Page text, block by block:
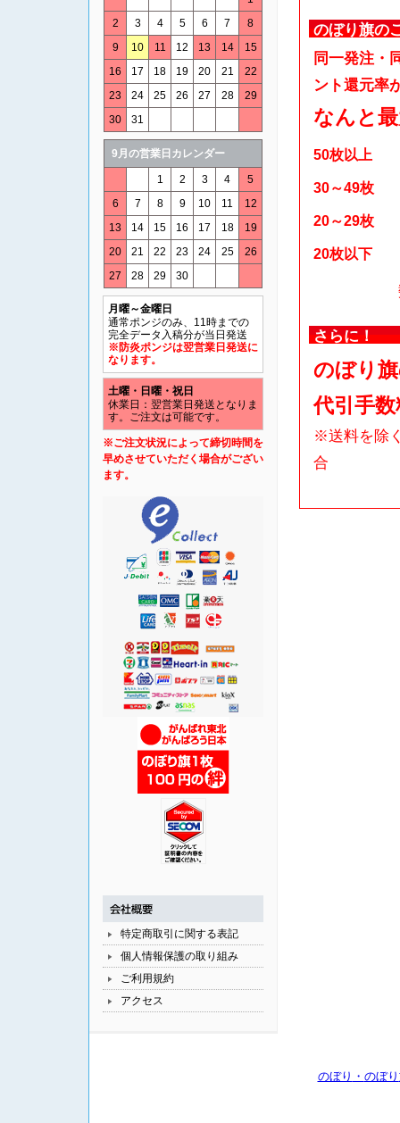
のぼり旗の
同一発注・
ント還元率
なんと
50枚以上
30～49枚
20～29枚
20枚以下
さらに！
のぼり
代引手
※送料を除
合
2
3 4 5 6 7
8
9
10 11 12 13 14
15
16
17 18 19 20 21
22
23
24 25 26 27 28
29
30
31
9月の営業日カレンダー
1 2 3 4
5
6
7 8 9 10 11
12
13
14 15 16 17 18
19
20
21 22 23 24 25
26
27
28 29 30
月曜～金曜日
通常ポンジのみ、11時までの
完全データ入稿分が当日発送
※防炎ポンジは翌営業日発送に
なります。
土曜・日曜・祝日
休業日：翌営業日発送となりま
す。ご注文は可能です。
※ご注文状況によって締切時間を
早めさせていただく場合がござい
ます。
特定商取引に関する表記
個人情報保護の取り組み
ご利用規約
アクセス
のぼり ・ のぼり